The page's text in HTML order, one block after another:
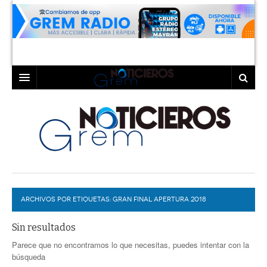
LAGUNA
TORREÓN
GÓMEZ PALACIO
LERDO
COAHUILA
DURANGO
DEPORTES
PROGRAMAS
EXA
COLABORADORES
ARCHIVOS POR ETIQUETAS: GRAN FINAL APERTURA 2018
Sin resultados
Parece que no encontramos lo que necesitas, puedes intentar con la
búsqueda